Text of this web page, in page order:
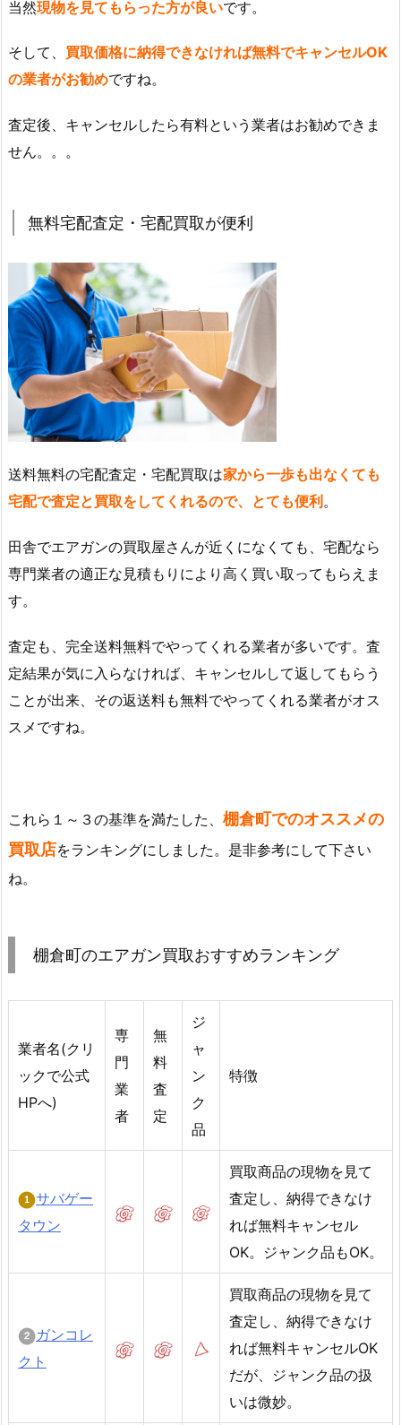
当然現物を見てもらった方が良いです。
そして、 買取価格に納得できなければ無料でキャンセルOK
の業者がお勧めですね。
査定後、キャンセルしたら有料という業者はお勧めできま
せん。。。
無料宅配査定・宅配買取が便利
送料無料の宅配査定・宅配買取は家から一歩も出なくても
宅配で査定と買取をしてくれるので、とても便利。
田舎でエアガンの買取屋さんが近くになくても、宅配なら
専門業者の適正な見積もりにより高く買い取ってもらえま
す。
査定も、完全送料無料でやってくれる業者が多いです。査
定結果が気に入らなければ、キャンセルして返してもらう
ことが出来、その返送料も無料でやってくれる業者がオス
スメですね。
これら１～３の基準を満たした、 棚倉町でのオススメの
買取店をランキングにしました。是非参考にして下さい
ね。
棚倉町のエアガン買取おすすめランキング
業者名(クリ
ックで公式
HPへ)
専
門
業
者
無
料
査
定
ジ
ャ
ン
ク
品
特徴
サバゲー
タウン
買取商品の現物を見て
査定し、納得できなけ
れば無料キャンセル
OK。ジャンク品もOK。
ガンコレ
クト
買取商品の現物を見て
査定し、納得できなけ
れば無料キャンセルOK
だが、ジャンク品の扱
いは微妙。